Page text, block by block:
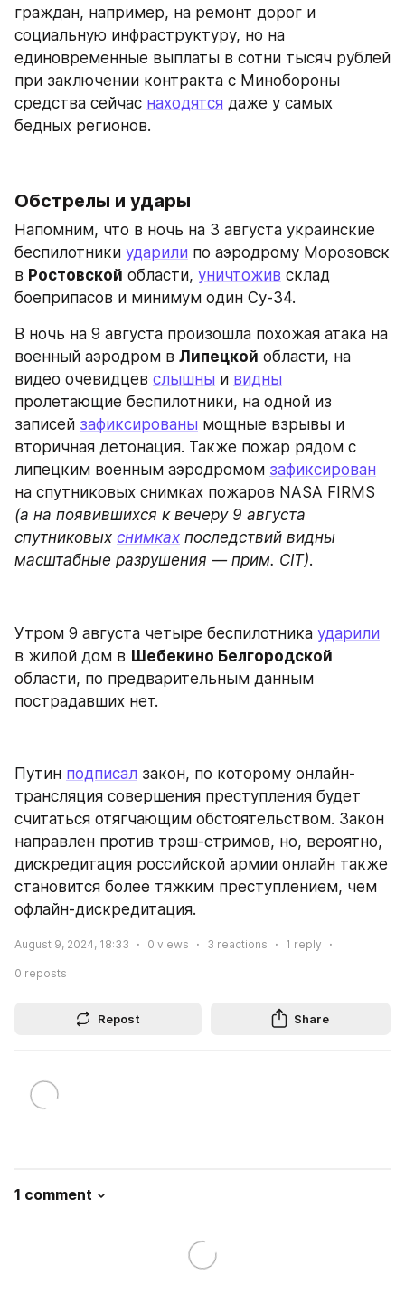
граждан, например, на ремонт дорог и
социальную инфраструктуру, но на
единовременные выплаты в сотни тысяч рублей
при заключении контракта с Минобороны
средства сейчас находятся даже у самых
бедных регионов.
Обстрелы и удары
Напомним, что в ночь на 3 августа украинские
беспилотники ударили по аэродрому Морозовск
в Ростовской области, уничтожив склад
боеприпасов и минимум один Су-34.
В ночь на 9 августа произошла похожая атака на
военный аэродром в Липецкой области, на
видео очевидцев слышны и видны
пролетающие беспилотники, на одной из
записей зафиксированы мощные взрывы и
вторичная детонация. Также пожар рядом с
липецким военным аэродромом зафиксирован
(а на появившихся к вечеру 9 августа
спутниковых снимках последствий видны
масштабные разрушения — прим. CIT).
Утром 9 августа четыре беспилотника ударили
в жилой дом в
области, по предварительным данным
пострадавших нет.
Путин подписал закон, по которому онлайн-
трансляция совершения преступления будет
считаться отягчающим обстоятельством. Закон
направлен против трэш-стримов, но, вероятно,
дискредитация российской армии онлайн также
становится более тяжким преступлением, чем
офлайн-дискредитация.
August 9, 2024, 18:33 0 views 3 reactions 1 reply
0 reposts
Repost Share
1 comment